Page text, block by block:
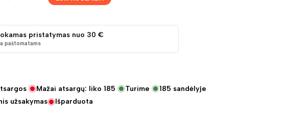
pristatymas nuo 30 €
paštomatams
Mažai atsargų: liko 185 Turime 185 sandėlyje
užsakymas
Išparduota